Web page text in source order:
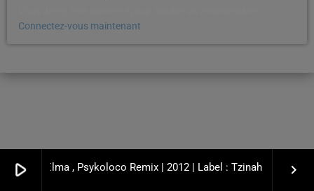
play_arrow
Hado | Elma , Psykoloco Remix | 2012 | Label : Tzinah Records
keyboard_arrow_right
Connectez-vous maintenant